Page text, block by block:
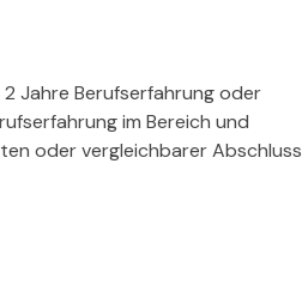
Jahre Berufserfahrung oder
im Bereich und
oder vergleichbarer Abschluss